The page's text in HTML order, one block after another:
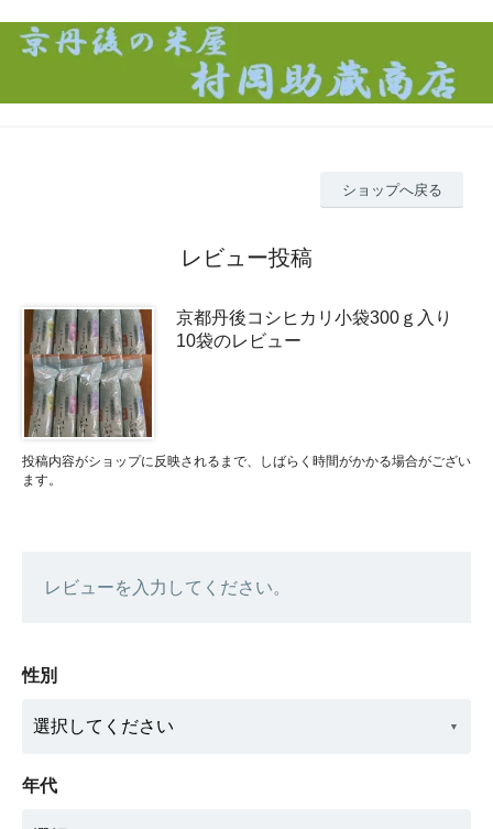
ショップへ戻る
レビュー投稿
京都丹後コシヒカリ小袋300ｇ入り
10袋のレビュー
投稿内容がショップに反映されるまで、しばらく時間がかかる場合がござい
ます。
レビューを入力してください。
性別
年代